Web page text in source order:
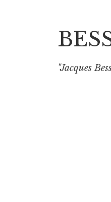
"Jacques